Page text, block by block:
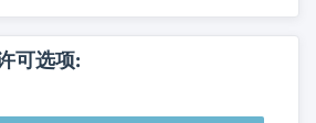
可选项: